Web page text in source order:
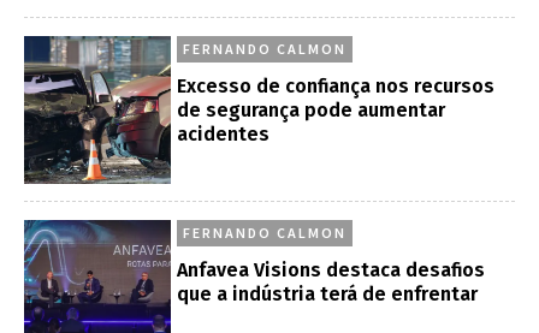
FERNANDO CALMON
Excesso de confiança nos recursos
de segurança pode aumentar
acidentes
FERNANDO CALMON
Anfavea Visions destaca desafios
que a indústria terá de enfrentar